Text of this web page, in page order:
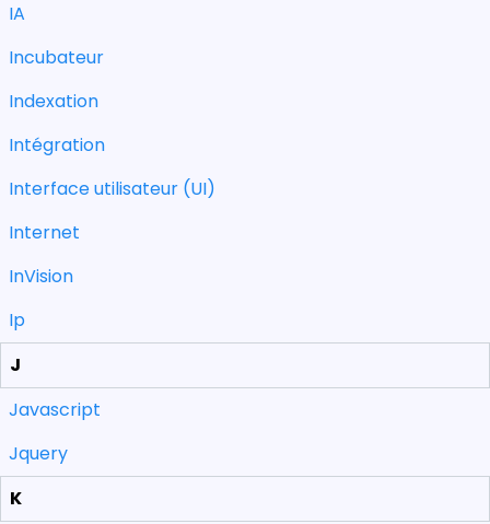
IA
Incubateur
Indexation
Intégration
Interface utilisateur (UI)
Internet
InVision
Ip
J
Javascript
Jquery
K